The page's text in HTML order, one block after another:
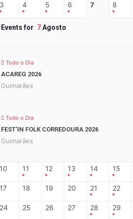
3 4 5 6 7 8
Events for 7Agosto
Todo o Dia
ACAREG 2026
Guimarães
Todo o Dia
FEST’IN FOLK CORREDOURA 2026
Guimarães
10 11 12 13 14 15
17 18 19 20 21 22
24 25 26 27 28 29